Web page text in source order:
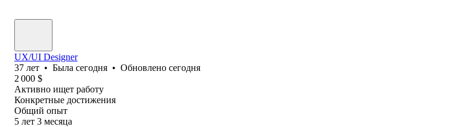
UX/UI Designer
37 лет • Была сегодня • Обновлено сегодня
2 000 $
Активно ищет работу
Конкретные достижения
Общий опыт
5 лет 3 месяца